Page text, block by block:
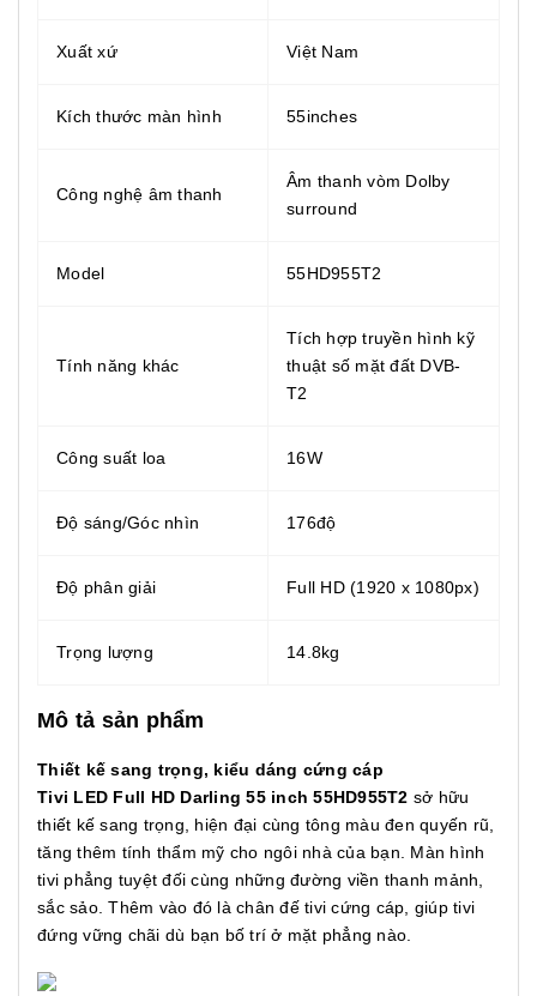
Xuất xứ Việt Nam
Kích thước màn hình 55inches
Công nghệ âm thanh
Âm thanh vòm Dolby
surround
Model 55HD955T2
Tính năng khác
Tích hợp truyền hình kỹ
thuật số mặt đất DVB-
T2
Công suất loa 16W
Độ sáng/Góc nhìn 176độ
Độ phân giải Full HD (1920 x 1080px)
Trọng lượng 14.8kg
Mô tả sản phẩm
Thiết kế sang trọng, kiểu dáng cứng cáp
Tivi LED Full HD Darling 55 inch 55HD955T2 sở hữu
thiết kế sang trọng, hiện đại cùng tông màu đen quyến rũ,
tăng thêm tính thẩm mỹ cho ngôi nhà của bạn. Màn hình
tivi phẳng tuyệt đối cùng những đường viền thanh mảnh,
sắc sảo. Thêm vào đó là chân đế tivi cứng cáp, giúp tivi
đứng vững chãi dù bạn bố trí ở mặt phẳng nào.